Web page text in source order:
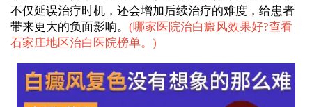
不仅延误治疗时机，还会增加后续治疗的难度，给患者
带来更大的负面影响。 (哪家医院治白癜风效果好?查看
石家庄地区治白医院榜单。 )